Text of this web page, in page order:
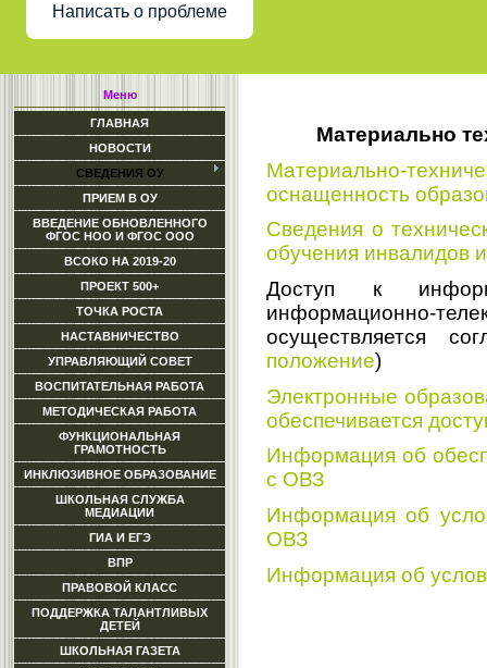
Написать о проблеме
Меню
ГЛАВНАЯ
НОВОСТИ
СВЕДЕНИЯ ОУ
ПРИЕМ В ОУ
ВВЕДЕНИЕ ОБНОВЛЕННОГО
ФГОС НОО И ФГОС ООО
ВСОКО НА 2019-20
ПРОЕКТ 500+
ТОЧКА РОСТА
НАСТАВНИЧЕСТВО
УПРАВЛЯЮЩИЙ СОВЕТ
ВОСПИТАТЕЛЬНАЯ РАБОТА
МЕТОДИЧЕСКАЯ РАБОТА
ФУНКЦИОНАЛЬНАЯ
ГРАМОТНОСТЬ
ИНКЛЮЗИВНОЕ ОБРАЗОВАНИЕ
ШКОЛЬНАЯ СЛУЖБА
МЕДИАЦИИ
ГИА И ЕГЭ
ВПР
ПРАВОВОЙ КЛАСС
ПОДДЕРЖКА ТАЛАНТЛИВЫХ
ДЕТЕЙ
ШКОЛЬНАЯ ГАЗЕТА
Материально
Материально-
оснащенность
Сведения о
обучения инвалидов
Доступ к
информационно-
осуществляется
положение)
Электронные
обеспечивается
Информация об
с ОВЗ
Информация об
ОВЗ
Информация об